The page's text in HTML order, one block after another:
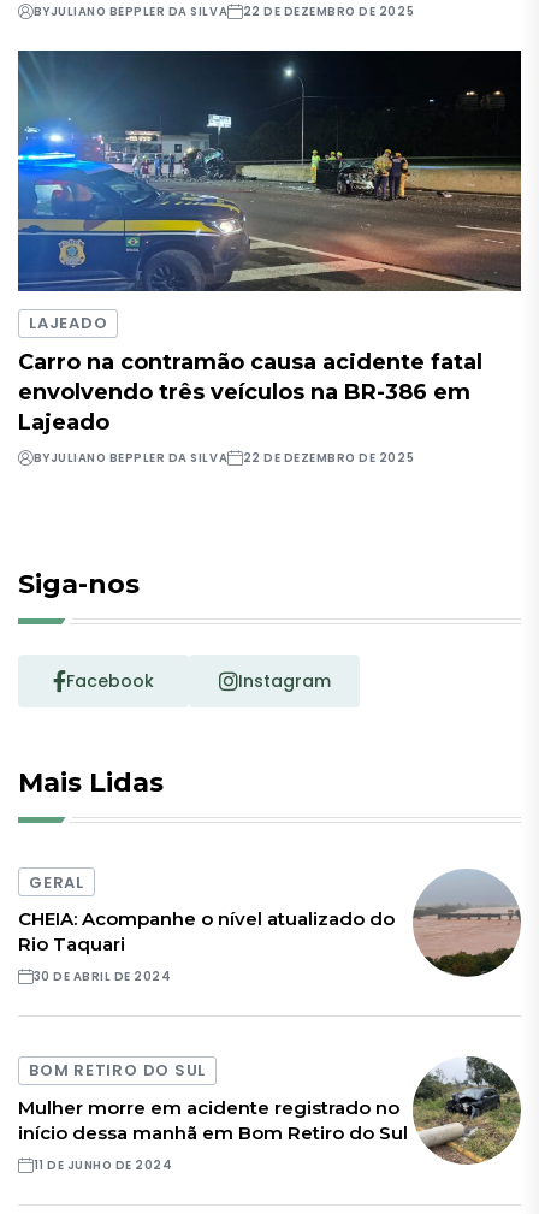
BYJULIANO BEPPLER DA SILVA 22 DE DEZEMBRO DE 2025
LAJEADO
Carro na contramão causa acidente fatal
envolvendo três veículos na BR-386 em
Lajeado
BYJULIANO BEPPLER DA SILVA 22 DE DEZEMBRO DE 2025
Siga-nos
Facebook Instagram
Mais Lidas
GERAL
CHEIA: Acompanhe o nível atualizado do
Rio Taquari
30 DE ABRIL DE 2024
BOM RETIRO DO SUL
Mulher morre em acidente registrado no
início dessa manhã em Bom Retiro do Sul
11 DE JUNHO DE 2024